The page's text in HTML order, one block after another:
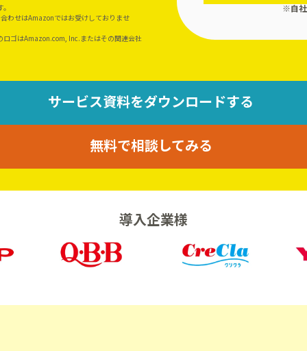
サービス資料をダウンロードする
無料で相談してみる
※自
わせはAmazonではお受けしておりませ
ゴはAmazon.com, Inc.またはその関連会社
導入企業様